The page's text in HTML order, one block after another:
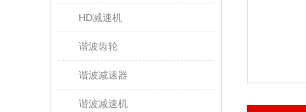
HD减速机
谐波齿轮
谐波减速器
谐波减速机